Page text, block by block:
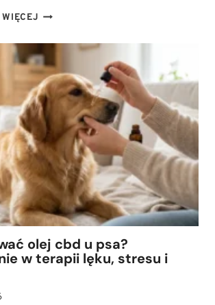
JAK
MALTAŃCZYK?
WZORZEC
RASY,
CHARAKTER
I
WYMAGANIA
PIELĘGNACYJNE
olej cbd u psa?
w terapii lęku, stresu i